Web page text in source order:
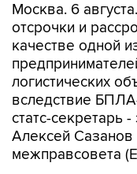
Москва. 6
отсрочки и
качестве одной
логистических
вследствие
статс-секретарь
Алексей Сазанов
межправсовета